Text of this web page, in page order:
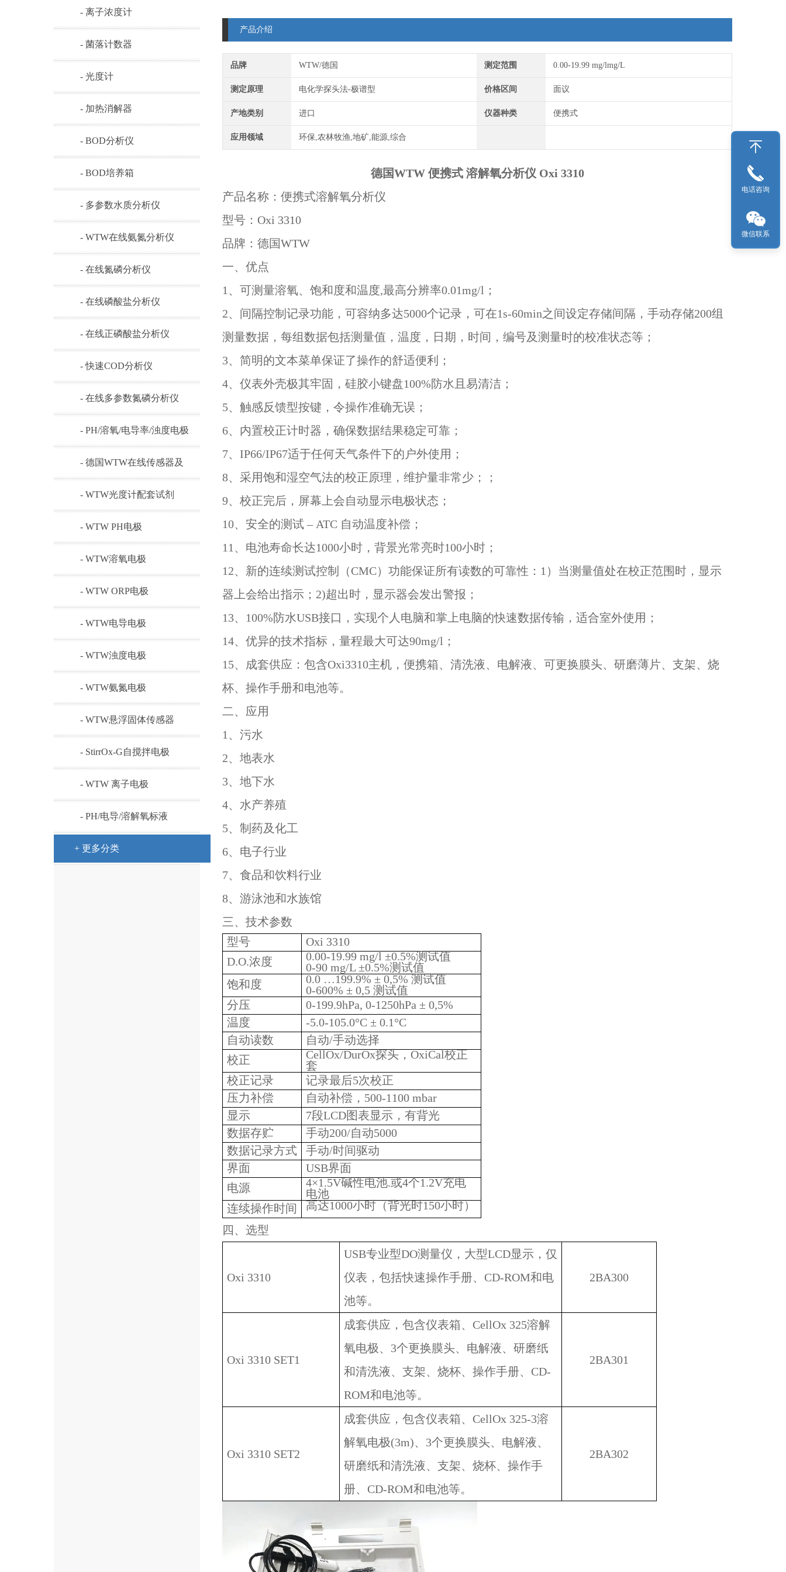
- 离子浓度计
- 菌落计数器
- 光度计
- 加热消解器
- BOD分析仪
- BOD培养箱
- 多参数水质分析仪
- WTW在线氨氮分析仪
- 在线氮磷分析仪
- 在线磷酸盐分析仪
- 在线正磷酸盐分析仪
- 快速COD分析仪
- 在线多参数氮磷分析仪
- PH/溶氧/电导率/浊度电极
- 德国WTW在线传感器及
耗材
- WTW光度计配套试剂
- WTW PH电极
- WTW溶氧电极
- WTW ORP电极
- WTW电导电极
- WTW浊度电极
- WTW氨氮电极
- WTW悬浮固体传感器
- StirrOx-G自搅拌电极
- WTW 离子电极
- PH/电导/溶解氧标液
+ 更多分类
和电池等。
产品介绍
品牌 WTW/德国 测定范围 0.00-19.99 mg/lmg/L
测定原理 电化学探头法-极谱型 价格区间 面议
产地类别 进口 仪器种类 便携式
应用领域 环保,农林牧渔,地矿,能源,综合
德国WTW 便携式 溶解氧分析仪 Oxi 3310
产品名称：便携式溶解氧分析仪
型号：Oxi 3310
品牌：德国WTW
一、优点
1、可测量溶氧、饱和度和温度,最高分辨率0.01mg/l；
2、间隔控制记录功能，可容纳多达5000个记录，可在1s-60min之间设定存储间隔，手动存储200组
测量数据，每组数据包括测量值，温度，日期，时间，编号及测量时的校准状态等；
3、简明的文本菜单保证了操作的舒适便利；
4、仪表外壳极其牢固，硅胶小键盘100%防水且易清洁；
5、触感反馈型按键，令操作准确无误；
6、内置校正计时器，确保数据结果稳定可靠；
7、IP66/IP67适于任何天气条件下的户外使用；
8、采用饱和湿空气法的校正原理，维护量非常少；；
9、校正完后，屏幕上会自动显示电极状态；
10、安全的测试 – ATC 自动温度补偿；
11、电池寿命长达1000小时，背景光常亮时100小时；
12、新的连续测试控制（CMC）功能保证所有读数的可靠性：1）当测量值处在校正范围时，显示
器上会给出指示；2)超出时，显示器会发出警报；
13、100%防水USB接口，实现个人电脑和掌上电脑的快速数据传输，适合室外使用；
14、优异的技术指标，量程最大可达90mg/l；
15、成套供应：包含Oxi3310主机，便携箱、清洗液、电解液、可更换膜头、研磨薄片、支架、烧
杯、操作手册和电池等。
二、应用
1、污水
2、地表水
3、地下水
4、水产养殖
5、制药及化工
6、电子行业
7、食品和饮料行业
8、游泳池和水族馆
三、技术参数
型号
Oxi 3310
D.O.浓度
0.00-19.99 mg/l ±0.5%测试值
0-90 mg/L ±0.5%测试值
饱和度
0.0 …199.9% ± 0,5% 测试值
0-600% ± 0,5 测试值
分压
0-199.9hPa, 0-1250hPa ± 0,5%
温度
-5.0-105.0°C ± 0.1°C
自动读数
自动/手动选择
校正
CellOx/DurOx探头，OxiCal校正
套
校正记录
记录最后5次校正
压力补偿
自动补偿，500-1100 mbar
显示
7段LCD图表显示，有背光
数据存贮
手动200/自动5000
数据记录方式
手动/时间驱动
界面
USB界面
电源
4×1.5V碱性电池.或4个1.2V充电
电池
连续操作时间
高达1000小时（背光时150小时）
四、选型
Oxi 3310
USB专业型DO测量仪，大型LCD显示，仅
仪表，包括快速操作手册、CD-ROM和电
池等。
2BA300
Oxi 3310 SET1
成套供应，包含仪表箱、CellOx 325溶解
氧电极、3个更换膜头、电解液、研磨纸
和清洗液、支架、烧杯、操作手册、CD-
ROM和电池等。
2BA301
Oxi 3310 SET2
成套供应，包含仪表箱、CellOx 325-3溶
解氧电极(3m)、3个更换膜头、电解液、
研磨纸和清洗液、支架、烧杯、操作手
册、CD-ROM和电池等。
2BA302
电话咨询
微信联系